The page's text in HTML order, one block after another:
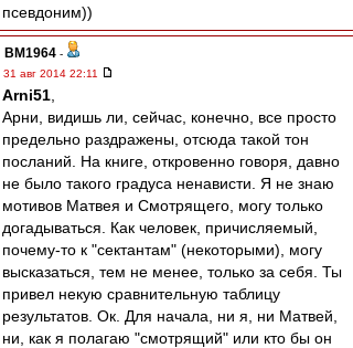
псевдоним))
BM1964 -
31 авг 2014 22:11
Arni51
Арни, видишь ли, сейчас, конечно, все просто
предельно раздражены, отсюда такой тон
посланий. На книге, откровенно говоря, давно
не было такого градуса ненависти. Я не знаю
мотивов Матвея и Смотрящего, могу только
догадываться. Как человек, причисляемый,
почему-то к "сектантам" (некоторыми), могу
высказаться, тем не менее, только за себя. Ты
привел некую сравнительную таблицу
результатов. Ок. Для начала, ни я, ни Матвей,
ни, как я полагаю "смотрящий" или кто бы он